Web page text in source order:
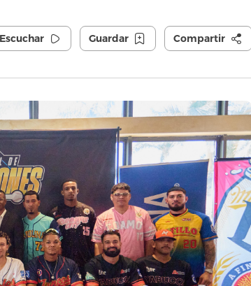
Escuchar Guardar Compartir